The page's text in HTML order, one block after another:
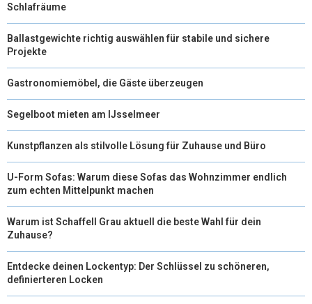
Schlafräume
Ballastgewichte richtig auswählen für stabile und sichere
Projekte
Gastronomiemöbel, die Gäste überzeugen
Segelboot mieten am IJsselmeer
Kunstpflanzen als stilvolle Lösung für Zuhause und Büro
U-Form Sofas: Warum diese Sofas das Wohnzimmer endlich
zum echten Mittelpunkt machen
Warum ist Schaffell Grau aktuell die beste Wahl für dein
Zuhause?
Entdecke deinen Lockentyp: Der Schlüssel zu schöneren,
definierteren Locken